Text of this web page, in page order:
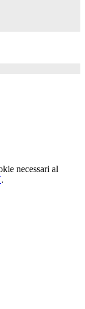
necessari al
.